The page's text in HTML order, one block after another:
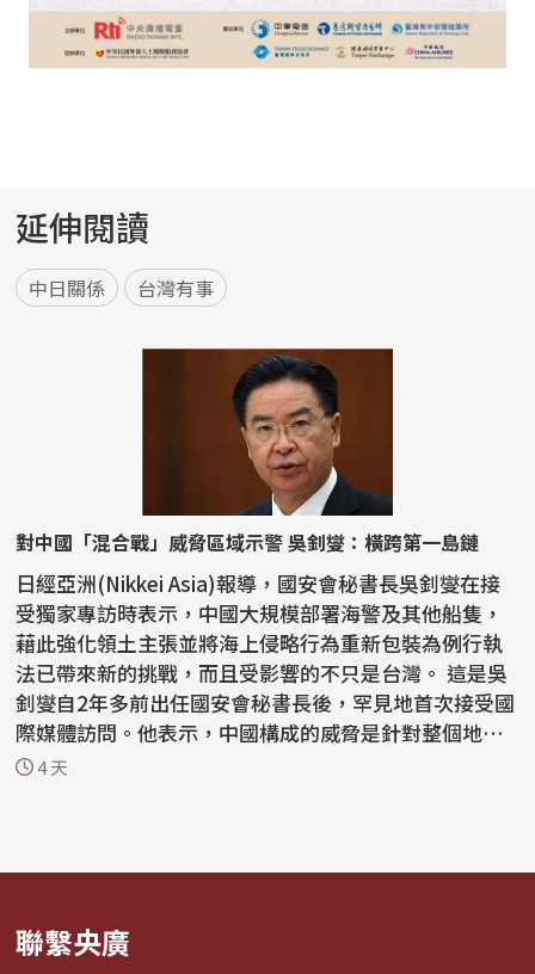
延伸閱讀
中日關係 台灣有事
對中國「混合戰」威脅區域示警 吳釗燮：橫跨第一島鏈
日經亞洲(Nikkei Asia)報導，國安會秘書長吳釗燮在接
受獨家專訪時表示，中國大規模部署海警及其他船隻，
藉此強化領土主張並將海上侵略行為重新包裝為例行執
法已帶來新的挑戰，而且受影響的不只是台灣。 這是吳
釗燮自2年多前出任國安會秘書長後，罕見地首次接受國
際媒體訪問。他表示，中國構成的威脅是針對整個地
區...4 天
聯繫央廣